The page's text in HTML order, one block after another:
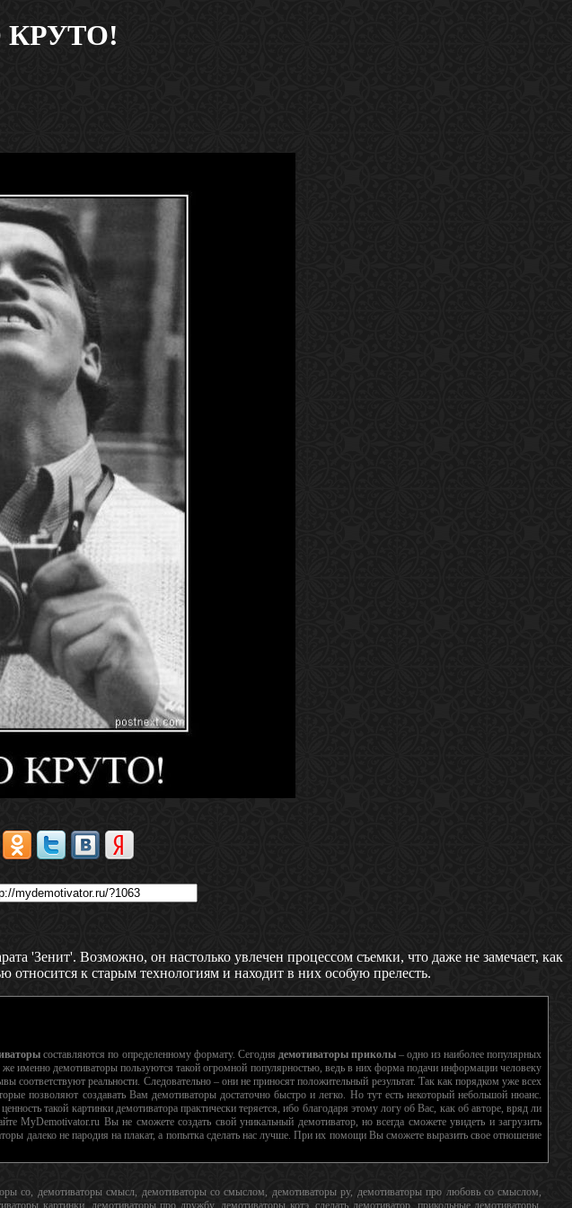
КРУТО!
'Зенит'. Возможно, он настолько увлечен процессом съемки, что даже не замечает, как
относится к старым технологиям и находит в них особую прелесть.
составляются по определенному формату. Сегодня демотиваторы приколы– одно из наиболее популярных
именно демотиваторы пользуются такой огромной популярностью, ведь в них форма подачи информации человеку
соответствуют реальности. Следовательно – они не приносят положительный результат. Так как порядком уже всех
позволяют создавать Вам демотиваторы достаточно быстро и легко. Но тут есть некоторый небольшой нюанс.
такой картинки демотиватора практически теряется, ибо благодаря этому логу об Вас, как об авторе, вряд ли
MyDemotivator.ru Вы не сможете создать свой уникальный демотиватор, но всегда сможете увидеть и загрузить
далеко не пародия на плакат, а попытка сделать нас лучше. При их помощи Вы сможете выразить свое отношение
со, демотиваторы смысл, демотиваторы со смыслом, демотиваторы ру, демотиваторы про любовь со смыслом,
картинки, демотиваторы про дружбу, демотиваторы котэ, сделать демотиватор, прикольные демотиваторы,